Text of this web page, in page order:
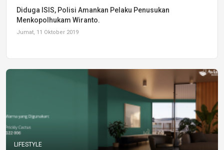
Diduga ISIS, Polisi Amankan Pelaku Penusukan
Menkopolhukam Wiranto.
Jumat, 11 Oktober 2019
LIFESTYLE